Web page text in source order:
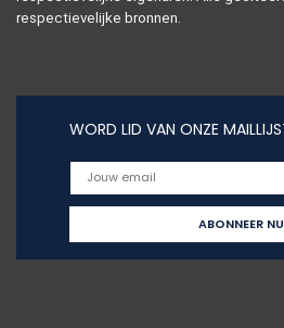
respectievelijke bronnen.
WORD LID VAN ONZE